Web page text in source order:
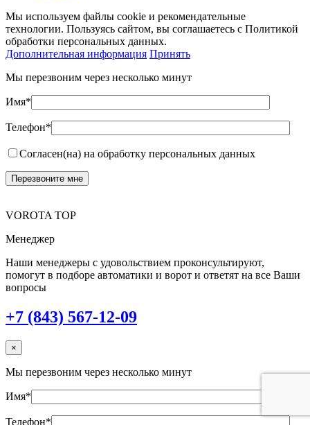
Мы используем файлы cookie и рекомендательные
технологии. Пользуясь сайтом, вы соглашаетесь с Политикой
обработки персональных данных.
Дополнительная информация Принять
Мы перезвоним через несколько минут
Имя*
Телефон*
Согласен(на) на обработку персональных данных
VOROTA TOP
Менеджер
Наши менеджеры с удовольствием проконсультируют,
помогут в подборе автоматики и ворот и ответят на все Ваши
вопросы
+7 (843) 567-12-09
×
Мы перезвоним через несколько минут
Имя*
Телефон*